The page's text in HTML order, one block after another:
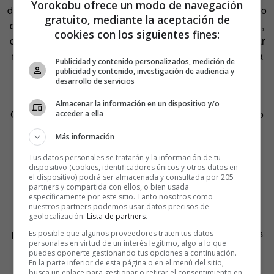
de humor…soy muy fan deLa Vida Moderna, me descojono
con Broncano, Ignatius y Quequé». Su faceta «más rarita»,
confiesa, la muestra precisamente cuando se trata de crear
monstruos: «Tengo mis propias reglas, por ejemplo, veo la
foto y si en 5 minutos no “ha salido” el monstruo de mi
cabeza, desecho la foto y empiezo de nuevo».
Cuando escriben sobre su trabajo suelen calificar su estilo
como «surrealismo pop». A él le gusta «porque es un
concepto muy loco» así que es al que recurre cuando le
piden que se defina como artista.
Su experiencia como director de arte en agencias como
Contrapunto BBDO o DDB explica que se sienta más
cómodo con los trabajos que le llegan del sector de la
publicidad aunque admite que le gustaría recibir encargos
de todo tipo. «Acabo de colaborar con el restaurante
Sublimotion para diseñar un postre monstruoso de
Yorokobu ofrece un modo de navegación
gratuito, mediante la aceptación de
cookies con los siguientes fines:
Publicidad y contenido personalizados, medición de
publicidad y contenido, investigación de audiencia y
desarrollo de servicios
Almacenar la información en un dispositivo y/o
acceder a ella
Más información
Tus datos personales se tratarán y la información de tu
dispositivo (cookies, identificadores únicos y otros datos en
el dispositivo) podrá ser almacenada y consultada por 205
partners y compartida con ellos, o bien usada
específicamente por este sitio. Tanto nosotros como
nuestros partners podemos usar datos precisos de
geolocalización. Lista de partners.
Es posible que algunos proveedores traten tus datos
personales en virtud de un interés legítimo, algo a lo que
puedes oponerte gestionando tus opciones a continuación.
En la parte inferior de esta página o en el menú del sitio,